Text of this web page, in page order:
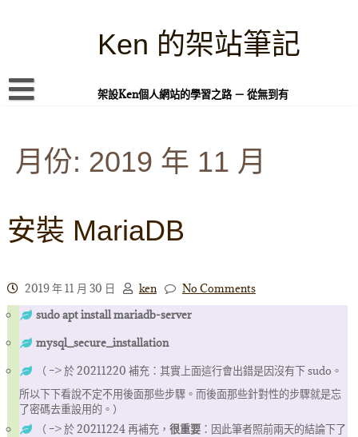
Ken 的架站筆記
架設Ken個人網站的學習之路 － 從無到有
本站簡介
案例專題
WordPress 學習之雜記
頁面練習
隱私權政策
月份: 2019 年 11 月
安裝 MariaDB
2019 年 11 月 30 日 ken
No Comments
sudo apt install mariadb-server
mysql_secure_installation
（ –> 於 20211220 補充：其實上面這行會出錯是因沒有下 sudo。
所以下下看說不定不用後面那些步驟。而後面那些針對性的步驟就是忘
了密碼去重設用的。）
（ –> 於 20211224 再補充， 很重要：因此筆者照前兩天的結論下了